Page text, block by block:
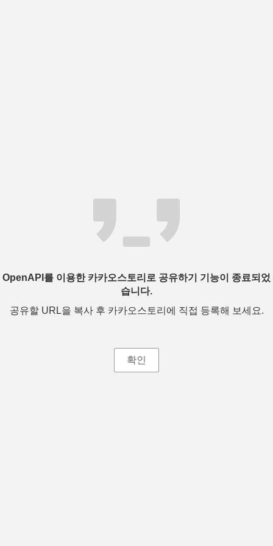
OpenAPI를 이용한 카카오스토리로 공유하기 기능이 종료되었
습니다.
공유할 URL을 복사 후 카카오스토리에 직접 등록해 보세요.
확인